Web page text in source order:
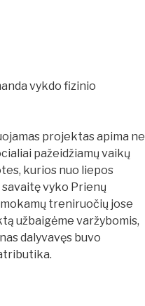
vykdo fizinio
projektas apima ne
pažeidžiamų vaikų
kurios nuo liepos
vyko Prienų
treniruočių jose
užbaigėme varžybomis,
dalyvavęs buvo